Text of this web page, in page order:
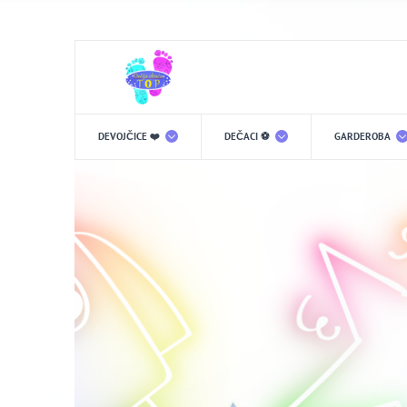
DEVOJČICE ❤️ DEČACI ⚽️ GARDEROBA